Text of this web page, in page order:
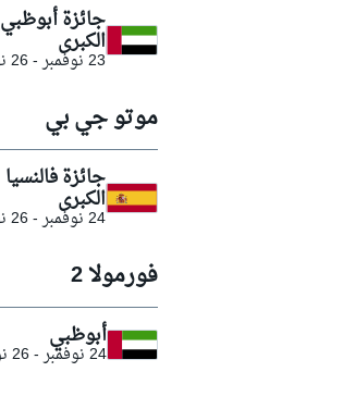
فورمولا إي
2018
2019
2022
2023
جائزة أبوظبي
الكبرى
23 نوفمبر -26 نوفمبر
موتو جي بي
جائزة فالنسيا
الكبرى
24 نوفمبر -26 نوفمبر
فورمولا 2
أبوظبي
24 نوفمبر -26 نوفمبر